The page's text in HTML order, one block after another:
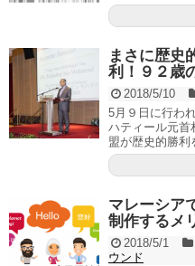
まさに歴史
利！９２歳
2018/5/10
5月９日に行わ
ハティール元首
盟が歴史的勝利
マレーシア
制作するメ
2018/5/1
ウンド